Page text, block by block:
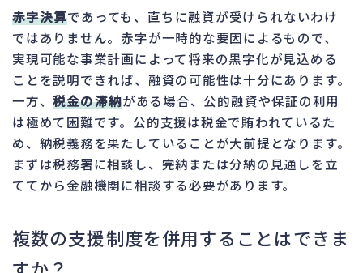
赤字決算であっても、直ちに融資が受けられないわけ
ではありません。赤字が一時的な要因によるもので、
実現可能な事業計画によって将来の黒字化が見込める
ことを説明できれば、融資の可能性は十分にあります。
一方、税金の滞納がある場合、公的融資や保証の利用
は極めて困難です。公的支援は税金で賄われているた
め、納税義務を果たしていることが大前提となります。
まずは税務署に相談し、完納または分納の見通しを立
ててから金融機関に相談する必要があります。
複数の支援制度を併用することはできま